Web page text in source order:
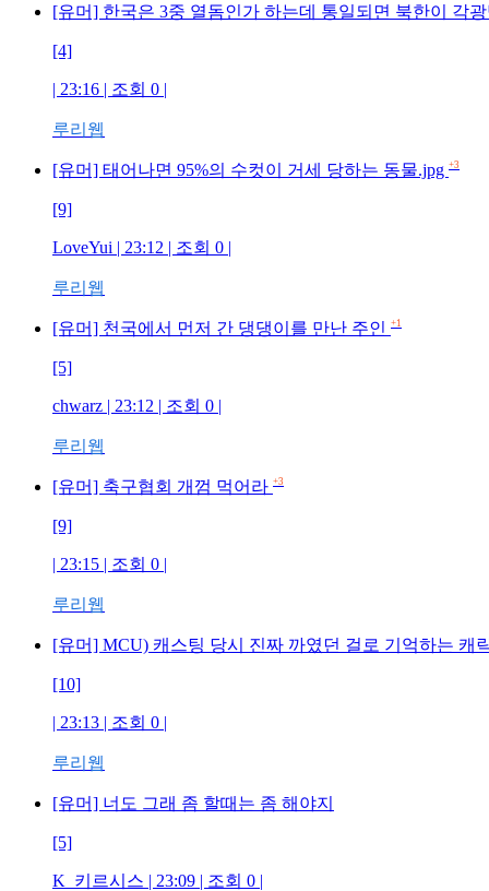
[유머] 한국은 3중 열돔인가 하는데 통일되면 북한이 각
[4]
| 23:16 | 조회 0 |
루리웹
[유머] 태어나면 95%의 수컷이 거세 당하는 동물.jpg +3
[9]
LoveYui | 23:12 | 조회 0 |
루리웹
[유머] 천국에서 먼저 간 댕댕이를 만난 주인 +1
[5]
chwarz | 23:12 | 조회 0 |
루리웹
[유머] 축구협회 개껌 먹어라 +3
[9]
| 23:15 | 조회 0 |
루리웹
[유머] MCU) 캐스팅 당시 진짜 까였던 걸로 기억하는 캐
[10]
| 23:13 | 조회 0 |
루리웹
[유머] 너도 그래 좀 할때는 좀 해야지
[5]
K_키르시스 | 23:09 | 조회 0 |